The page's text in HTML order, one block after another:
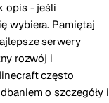
opis - jeśli
wybiera. Pamiętaj
serwery
rozwój i
często
o szczegóły i